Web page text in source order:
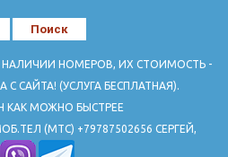
НОМЕРОВ, ИХ СТОИМОСТЬ -
САЙТА! (УСЛУГА БЕСПЛАТНАЯ).
КАК МОЖНО БЫСТРЕЕ
(МТС) +79787502656 СЕРГЕЙ,